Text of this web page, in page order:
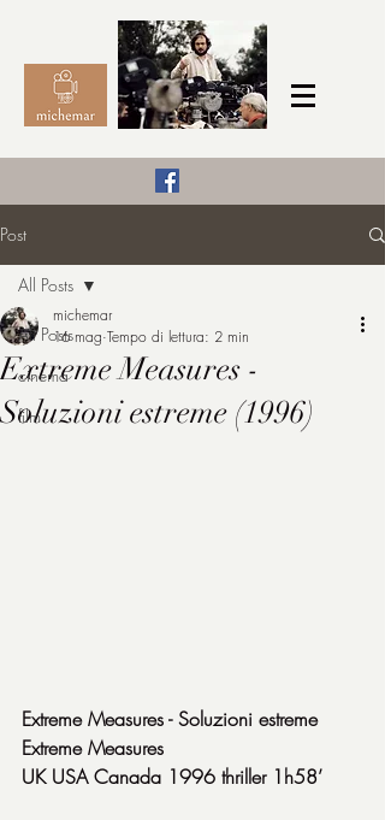
michemar
Post
All Posts
cinema
film
All Posts
Extreme Measures -
Soluzioni estreme (1996)
michemar
16 mag Tempo di lettura: 2 min
Extreme Measures - Soluzioni estreme
Extreme Measures
UK USA Canada 1996 thriller 1h58’